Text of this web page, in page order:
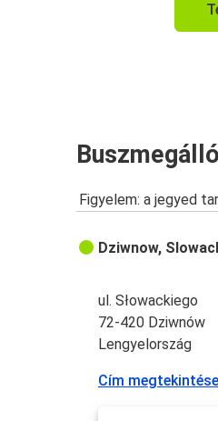
Figyelem: a jegyed
Dziwnow,
ul. Słowackiego
72-420 Dziwnów
Lengyelország
Cím